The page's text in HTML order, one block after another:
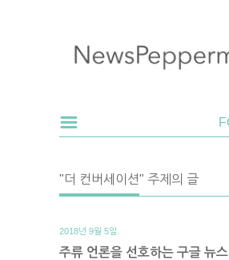
"더 컨버세이션" 주제의 글
2018년 9월 5일.
주류 언론을 선호하는 구글 뉴스